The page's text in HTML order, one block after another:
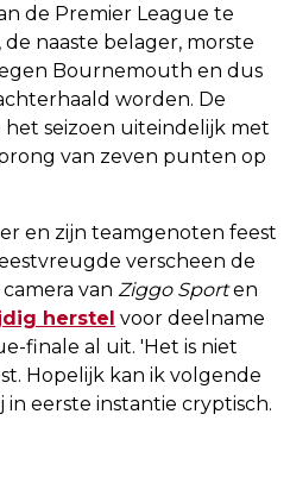
de Premier League te
de naaste belager, morste
Bournemouth en dus
worden. De
het seizoen uiteindelijk met
van zeven punten op
en zijn teamgenoten feest
verscheen de
van Ziggo Sporten
herstel voor deelname
finale al uit. 'Het is niet
Hopelijk kan ik volgende
in eerste instantie cryptisch.